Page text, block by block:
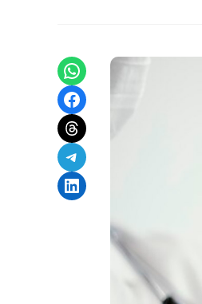
Share on WhatsApp
Share on Facebook
Share on Threads
Share on Telegram
Share on LinkedIn